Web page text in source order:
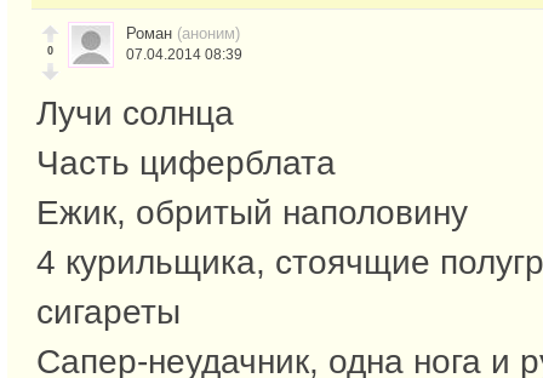
0
Роман (аноним)
07.04.2014 08:39
Лучи солнца
Часть циферблата
Ежик, обритый наполовину
4 курильщика, стоячщие
сигареты
Сапер-неудачник, одна нога и